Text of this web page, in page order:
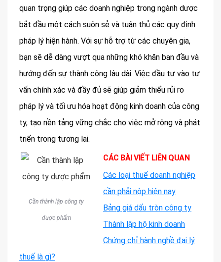
quan trọng giúp các doanh nghiệp trong ngành dược
bắt đầu một cách suôn sẻ và tuân thủ các quy định
pháp lý hiện hành. Với sự hỗ trợ từ các chuyên gia,
bạn sẽ dễ dàng vượt qua những khó khăn ban đầu và
hướng đến sự thành công lâu dài. Việc đầu tư vào tư
vấn chính xác và đầy đủ sẽ giúp giảm thiểu rủi ro
pháp lý và tối ưu hóa hoạt động kinh doanh của công
ty, tạo nền tảng vững chắc cho việc mở rộng và phát
triển trong tương lai.
Cần thành lập công ty
dược phẩm
CÁC BÀI VIẾT LIÊN QUAN
Các loại thuế doanh nghiệp
cần phải nộp hiện nay
Bảng giá dấu tròn công ty
Thành lập hộ kinh doanh
Chứng chỉ hành nghề đại lý
thuế là gì?